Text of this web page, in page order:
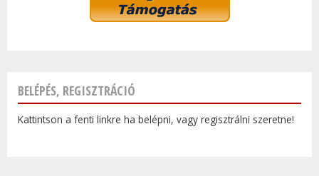
BELÉPÉS, REGISZTRÁCIÓ
Kattintson a fenti linkre ha belépni, vagy regisztrálni szeretne!